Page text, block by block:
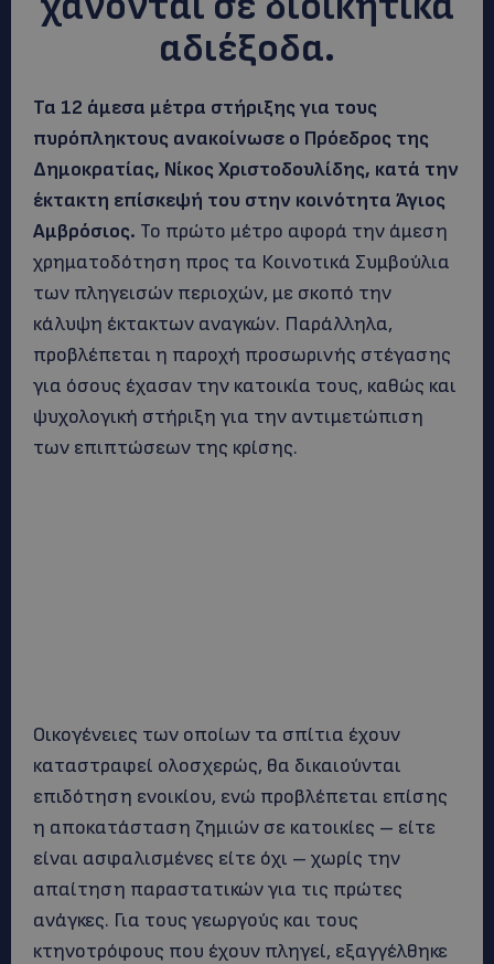
αδιέξοδα.
Τα 12 άμεσα μέτρα στήριξης για τους
πυρόπληκτους ανακοίνωσε ο Πρόεδρος της
Δημοκρατίας, Νίκος Χριστοδουλίδης, κατά την
έκτακτη επίσκεψή του στην κοινότητα Άγιος
Αμβρόσιος. Το πρώτο μέτρο αφορά την άμεση
χρηματοδότηση προς τα Κοινοτικά Συμβούλια
των πληγεισών περιοχών, με σκοπό την
κάλυψη έκτακτων αναγκών. Παράλληλα,
προβλέπεται η παροχή προσωρινής στέγασης
για όσους έχασαν την κατοικία τους, καθώς και
ψυχολογική στήριξη για την αντιμετώπιση
των επιπτώσεων της κρίσης.
Οικογένειες των οποίων τα σπίτια έχουν
καταστραφεί ολοσχερώς, θα δικαιούνται
επιδότηση ενοικίου, ενώ προβλέπεται επίσης
η αποκατάσταση ζημιών σε κατοικίες – είτε
είναι ασφαλισμένες είτε όχι – χωρίς την
απαίτηση παραστατικών για τις πρώτες
ανάγκες. Για τους γεωργούς και τους
κτηνοτρόφους που έχουν πληγεί, εξαγγέλθηκε